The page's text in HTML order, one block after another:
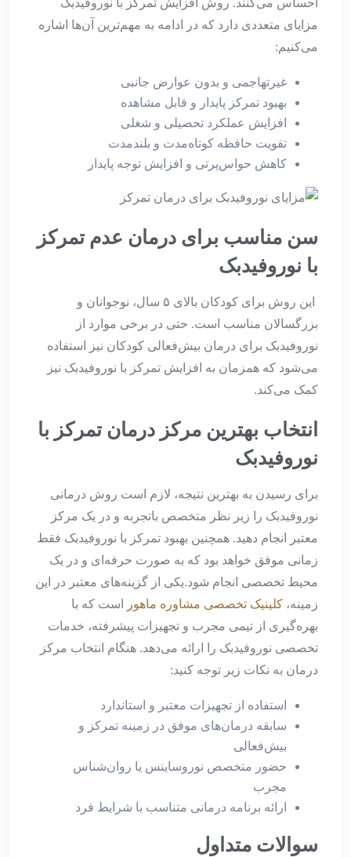
احساس می‌کنند. روش افزایش تمرکز با نوروفیدبک
مزایای متعددی دارد که در ادامه به مهم‌ترین آن‌ها اشاره
می‌کنیم:
غیرتهاجمی و بدون عوارض جانبی
بهبود تمرکز پایدار و قابل مشاهده
افزایش عملکرد تحصیلی و شغلی
تقویت حافظه کوتاه‌مدت و بلندمدت
کاهش حواس‌پرتی و افزایش توجه پایدار
سن مناسب برای درمان عدم تمرکز
با نوروفیدبک
این روش برای کودکان بالای ۵ سال، نوجوانان و
بزرگسالان مناسب است. حتی در برخی موارد از
نوروفیدبک برای درمان بیش‌فعالی کودکان نیز استفاده
می‌شود که همزمان به افزایش تمرکز با نوروفیدبک نیز
کمک می‌کند.
انتخاب بهترین مرکز درمان تمرکز با
نوروفیدبک
برای رسیدن به بهترین نتیجه، لازم است روش درمانی
نوروفیدبک را زیر نظر متخصص باتجربه و در یک مرکز
معتبر انجام دهید. همچنین بهبود تمرکز با نوروفیدبک فقط
زمانی موفق خواهد بود که به صورت حرفه‌ای و در یک
محیط تخصصی انجام شود.یکی از گزینه‌های معتبر در این
زمینه، کلینیک تخصصی مشاوره ماهور
است که با
بهره‌گیری از تیمی مجرب و تجهیزات پیشرفته، خدمات
تخصصی نوروفیدبک را ارائه می‌دهد. هنگام انتخاب مرکز
درمان به نکات زیر توجه کنید:
استفاده از تجهیزات معتبر و استاندارد
سابقه درمان‌های موفق در زمینه تمرکز و
بیش‌فعالی
حضور متخصص نوروساینس یا روان‌شناس
مجرب
ارائه برنامه درمانی متناسب با شرایط فرد
سوالات متداول